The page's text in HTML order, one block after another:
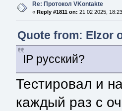
Re: Протокол VKontakte
« Reply #1811 on: 21 02 2025,
Quote from: Elzor
IP русский?
Тестировал и
каждый раз с